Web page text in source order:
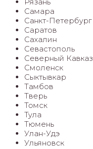
Самара
Санкт-Петербург
Саратов
Сахалин
Севастополь
Северный Кавказ
Смоленск
Сыктывкар
Тамбов
Тверь
Томск
Тула
Тюмень
Улан-Удэ
Ульяновск